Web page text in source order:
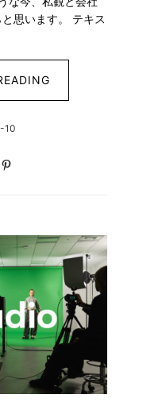
思います。 テキス
10